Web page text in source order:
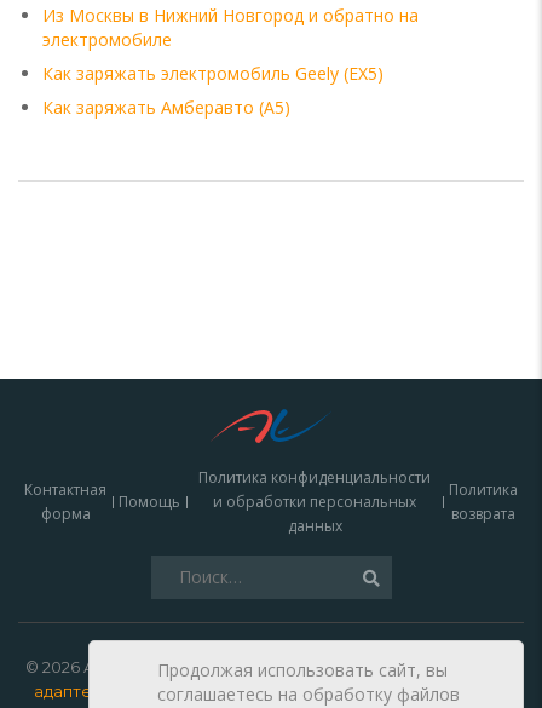
Из Москвы в Нижний Новгород и обратно на
электромобиле
Как заряжать электромобиль Geely (EX5)
Как заряжать Амберавто (А5)
Контактная
форма
Помощь
Политика конфиденциальности
и обработки персональных
данных
Политика
возврата
© 2026 Autoelectro —зарядки для электромобилей, кабели,
адаптеры и запчасти купить в Москве. Данный сайт носит
Продолжая использовать сайт, вы
соглашаетесь на обработку файлов